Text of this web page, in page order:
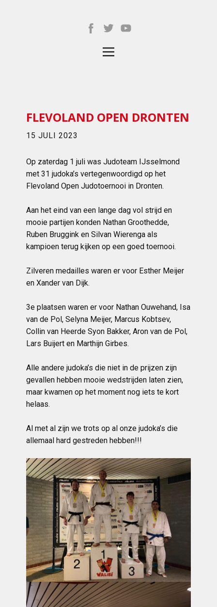
FLEVOLAND OPEN DRONTEN
15 JULI 2023
Op zaterdag 1 juli was Judoteam IJsselmond
met 31 judoka’s vertegenwoordigd op het
Flevoland Open Judotoernooi in Dronten.
Aan het eind van een lange dag vol strijd en
mooie partijen konden Nathan Groothedde,
Ruben Bruggink en Silvan Wierenga als
kampioen terug kijken op een goed toernooi.
Zilveren medailles waren er voor Esther Meijer
en Xander van Dijk.
3e plaatsen waren er voor Nathan Ouwehand, Isa
van de Pol, Selyna Meijer, Marcus Kobtsev,
Collin van Heerde Syon Bakker, Aron van de Pol,
Lars Buijert en Marthijn Girbes.
Alle andere judoka’s die niet in de prijzen zijn
gevallen hebben mooie wedstrijden laten zien,
maar kwamen op het moment nog iets te kort
helaas.
Al met al zijn we trots op al onze judoka’s die
allemaal hard gestreden hebben!!!